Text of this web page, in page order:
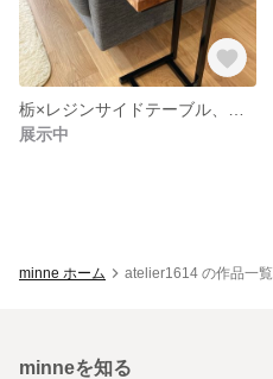
展示中
minne ホーム atelier1614 の作品一覧
minneを知る